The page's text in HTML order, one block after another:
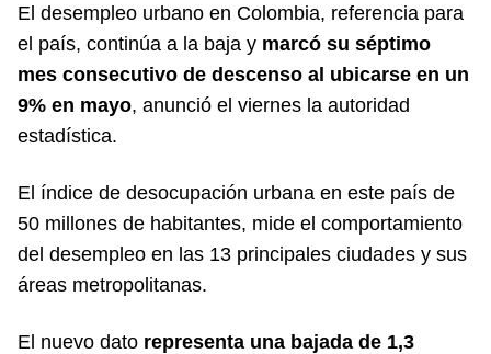
El desempleo urbano en Colombia, referencia para
el país, continúa a la baja y marcó su séptimo
mes consecutivo de descenso al ubicarse en un
9% en mayo, anunció el viernes la autoridad
estadística.
El índice de desocupación urbana en este país de
50 millones de habitantes, mide el comportamiento
del desempleo en las 13 principales ciudades y sus
áreas metropolitanas.
El nuevo dato representa una bajada de 1,3